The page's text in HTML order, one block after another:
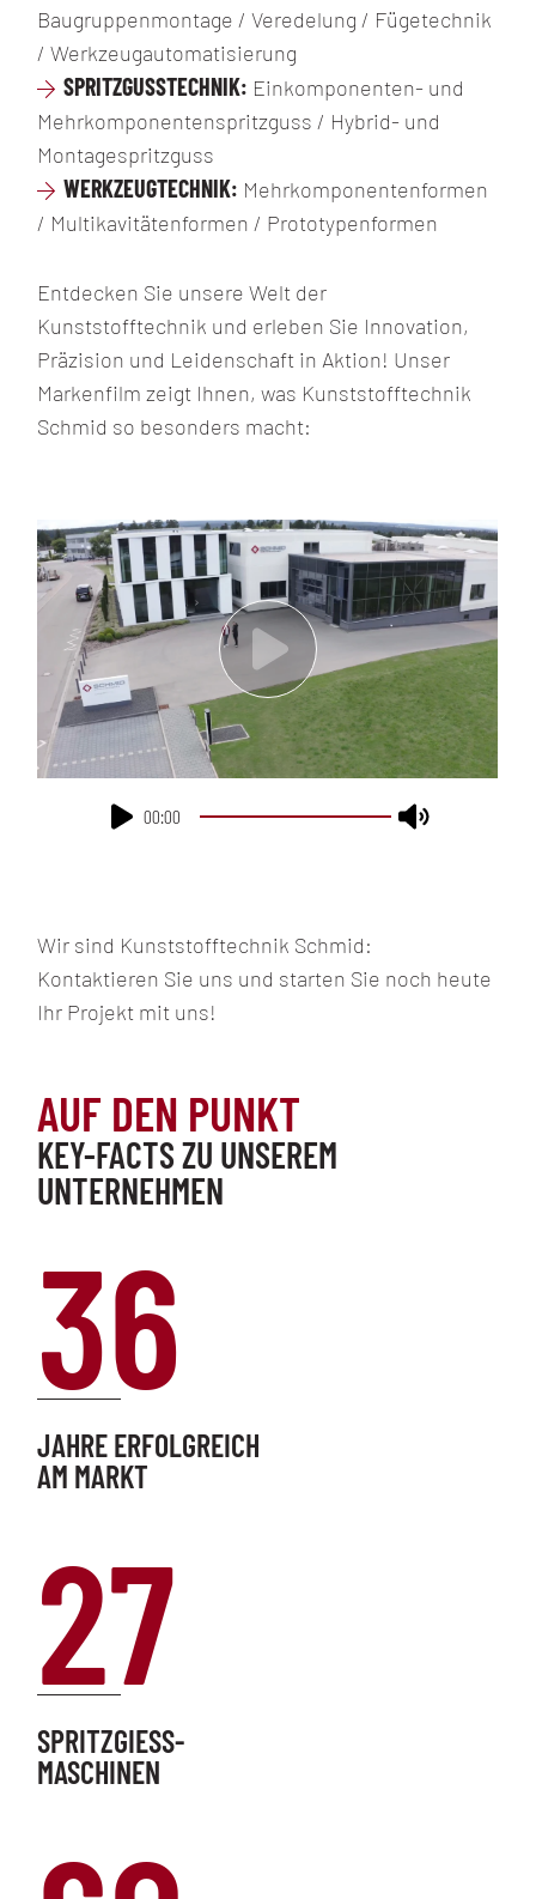
JOBS
MITARBEITERBENEFITS
KULTUR & WERTE
KONTAKT
ADRESSE
ANFAHRT
Baugruppenmontage / Veredelung / Fügetechnik
/ Werkzeugautomatisierung
SPRITZGUSSTECHNIK: Einkomponenten- und
Mehrkomponentenspritzguss / Hybrid- und
Montagespritzguss
WERKZEUGTECHNIK: Mehrkomponentenformen
/ Multikavitätenformen / Prototypenformen
Entdecken Sie unsere Welt der
Kunststofftechnik und erleben Sie Innovation,
Präzision und Leidenschaft in Aktion! Unser
Markenfilm zeigt Ihnen, was Kunststofftechnik
Schmid so besonders macht:
00:00
Wir sind Kunststofftechnik Schmid:
Kontaktieren Sie uns und starten Sie noch heute
Ihr Projekt mit uns!
AUF DEN PUNKT
KEY-FACTS ZU UNSEREM
UNTERNEHMEN
36
JAHRE ERFOLGREICH
AM MARKT
27
SPRITZGIESS-
MASCHINEN